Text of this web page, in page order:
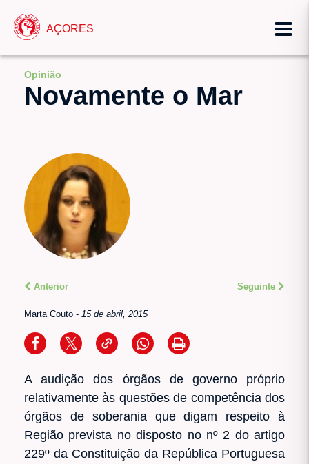
AÇORES
Opinião
Novamente o Mar
Anterior Seguinte
Marta Couto - 15 de abril, 2015
A audição dos órgãos de governo próprio
relativamente às questões de competência dos
órgãos de soberania que digam respeito à
Região prevista no disposto no nº 2 do artigo
229º da Constituição da República Portuguesa